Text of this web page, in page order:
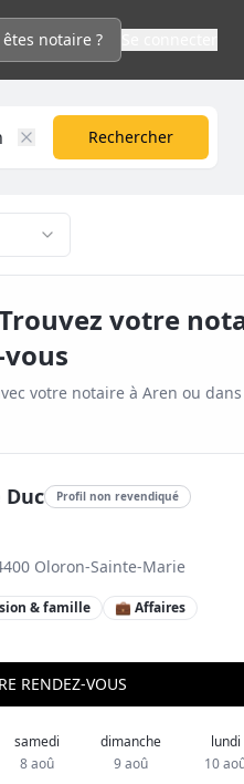
êtes notaire ?
Rechercher
votre
votre notaire à Aren ou
Duc Profil non revendiqué
Oloron-Sainte-Marie
& famille
💼 Affaires
RENDEZ-VOUS
samedi
8 aoû
dimanche
9 aoû
lundi
10